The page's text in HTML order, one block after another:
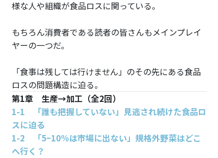
様な人や組織が食品ロスに関っている。
もちろん消費者である読者の皆さんもメインプレイ
ヤーの一つだ。
「食事は残しては行けません」のその先にある食品
ロスの問題構造に迫る。
第1章 生産→加工（全2回）
1-1 「誰も把握していない」見逃され続けた食品ロ
スに迫る
1-2 「5~10%は市場に出ない」規格外野菜はどこ
へ行く？